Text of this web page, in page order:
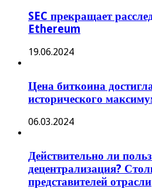
SEC прекращает
Ethereum
19.06.2024
Цена биткоина
исторического
06.03.2024
Действительно ли
децентрализация?
представителей отрасли